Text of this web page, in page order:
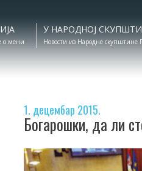
о мени
У НАРОДНОЈ
Новости из Народне скупштине
1. децембар 2015.
Богарошки, да ли